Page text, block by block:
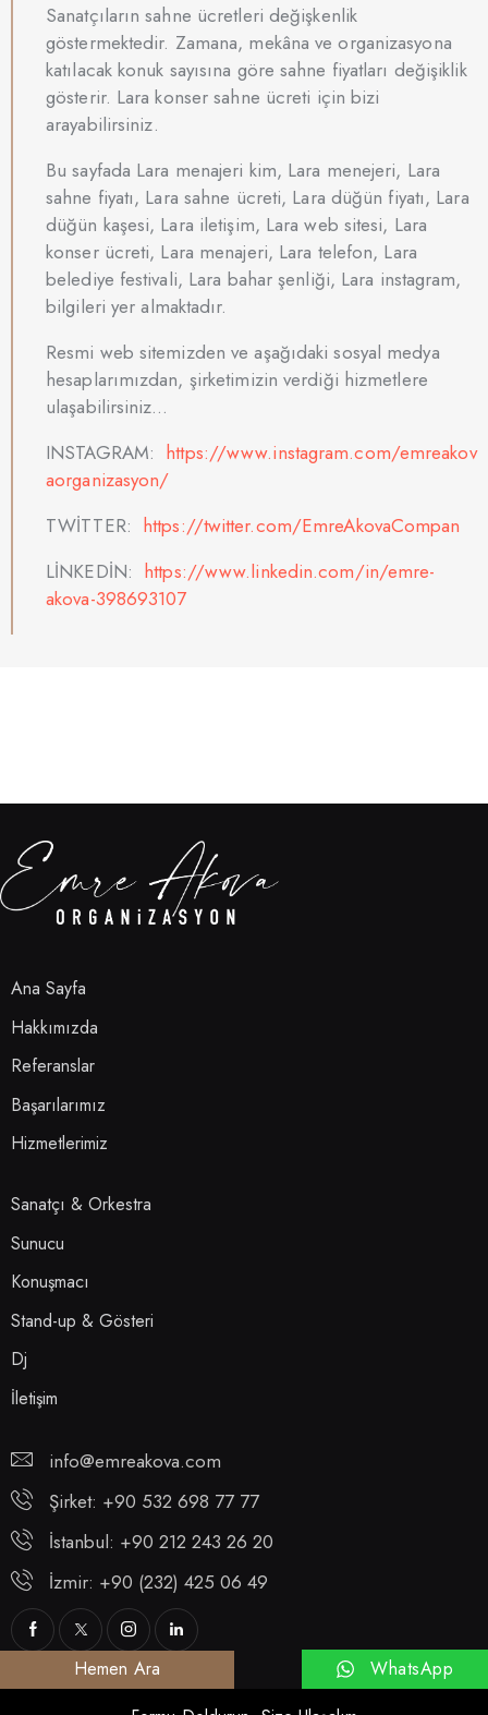
Hemen Ara
Sanatçıların sahne ücretleri değişkenlik
göstermektedir. Zamana, mekâna ve organizasyona
katılacak konuk sayısına göre sahne fiyatları değişiklik
gösterir. Lara konser sahne ücreti için bizi
arayabilirsiniz.
Bu sayfada Lara menajeri kim, Lara menejeri, Lara
sahne fiyatı, Lara sahne ücreti, Lara düğün fiyatı, Lara
düğün kaşesi, Lara iletişim, Lara web sitesi, Lara
konser ücreti, Lara menajeri, Lara telefon, Lara
belediye festivali, Lara bahar şenliği, Lara instagram,
bilgileri yer almaktadır.
Resmi web sitemizden ve aşağıdaki sosyal medya
hesaplarımızdan, şirketimizin verdiği hizmetlere
ulaşabilirsiniz…
INSTAGRAM: https://www.instagram.com/emreakov
aorganizasyon/
TWİTTER: https://twitter.com/EmreAkovaCompan
LİNKEDİN: https://www.linkedin.com/in/emre-
akova-398693107
Ana Sayfa
Hakkımızda
Referanslar
Başarılarımız
Hizmetlerimiz
Sanatçı & Orkestra
Sunucu
Konuşmacı
Stand-up & Gösteri
Dj
İletişim
info@emreakova.com
Şirket: +90 532 698 77 77
İstanbul: +90 212 243 26 20
İzmir: +90 (232) 425 06 49
WhatsApp